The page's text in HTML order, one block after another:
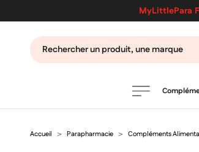
MyLittlePara
Accueil Parapharmacie Compléments